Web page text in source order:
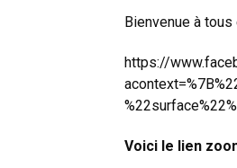
Bienvenue à
https://
Voici le lien